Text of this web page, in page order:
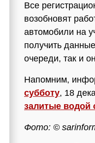
Все
возобновят
автомобили на
получить
очереди, так и
Напомним,
субботу, 18
залитые водой
Фото: ©